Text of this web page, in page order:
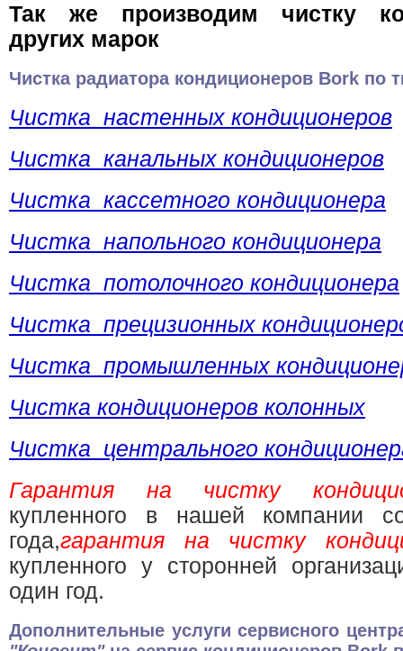
Так же производим чистку
других марок
Чистка радиатора кондиционеров Bork по
Чистка настенных кондиционеров
Чистка канальных кондиционеров
Чистка кассетного кондиционера
Чистка напольного кондиционера
Чистка потолочного кондиционера
Чистка прецизионных
Чистка промышленных
Чистка кондиционеров колонных
Чистка центрального
Гарантия на чистку
купленного в нашей компании
года,гарантия на чистку
купленного у сторонней
один год.
Дополнительные услуги сервисного